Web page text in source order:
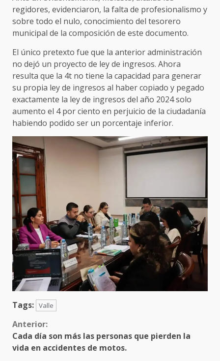
regidores, evidenciaron, la falta de profesionalismo y
sobre todo el nulo, conocimiento del tesorero
municipal de la composición de este documento.
El único pretexto fue que la anterior administración
no dejó un proyecto de ley de ingresos. Ahora
resulta que la 4t no tiene la capacidad para generar
su propia ley de ingresos al haber copiado y pegado
exactamente la ley de ingresos del año 2024 solo
aumento el 4 por ciento en perjuicio de la ciudadanía
habiendo podido ser un porcentaje inferior.
Tags: Valle
Sigue
leyendo
Anterior:
Cada día son más las personas que pierden la
vida en accidentes de motos.